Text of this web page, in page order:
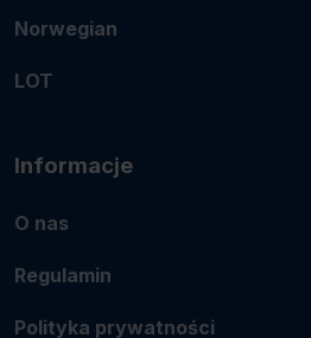
Norwegian
LOT
Informacje
O nas
Regulamin
Polityka prywatności